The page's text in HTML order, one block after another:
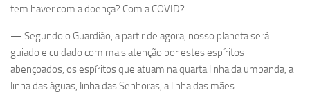
tem haver com a doença? Com a COVID?
— Segundo o Guardião, a partir de agora, nosso planeta será
guiado e cuidado com mais atenção por estes espíritos
abençoados, os espíritos que atuam na quarta linha da umbanda, a
linha das águas, linha das Senhoras, a linha das mães.